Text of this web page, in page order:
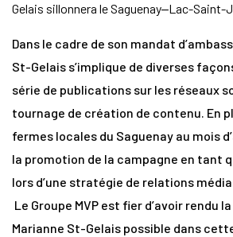
Gelais sillonnera le Saguenay‒Lac-Saint-
Dans le cadre de son mandat
St-Gelais s’implique de diverses
série de publications sur les réseaux
tournage de création de contenu. En
fermes locales du Saguenay au mois
la promotion de la campagne en tant
lors d’une stratégie de relations
Le Groupe MVP est fier d’avoir rendu
Marianne St-Gelais possible dans